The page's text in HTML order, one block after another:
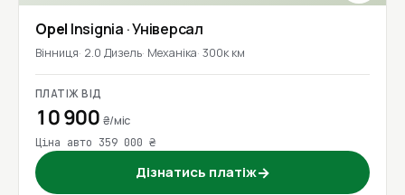
Opel Insignia · Універсал
Вінниця 2.0 Дизель Механіка 300к км
ПЛАТІЖ ВІД
10 900 ₴/міс
Ціна авто 359 000 ₴
Дізнатись платіж→